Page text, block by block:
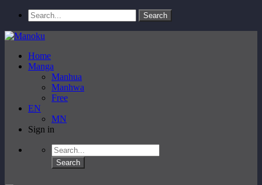
Home
Manga
Manhua
Manhwa
Free
EN
MN
Sign in